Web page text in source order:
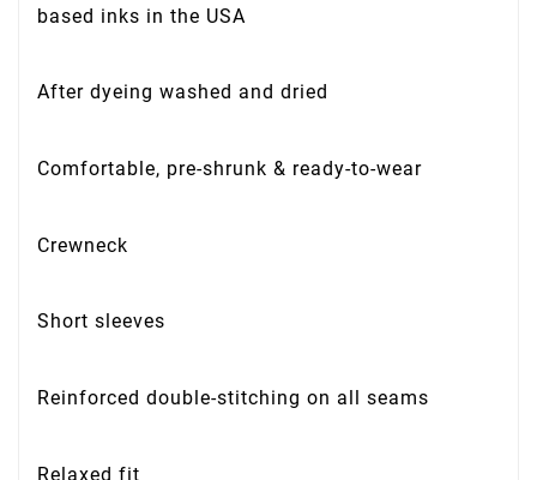
based inks in the USA
After dyeing washed and dried
Comfortable, pre-shrunk & ready-to-wear
Crewneck
Short sleeves
Reinforced double-stitching on all seams
Relaxed fit